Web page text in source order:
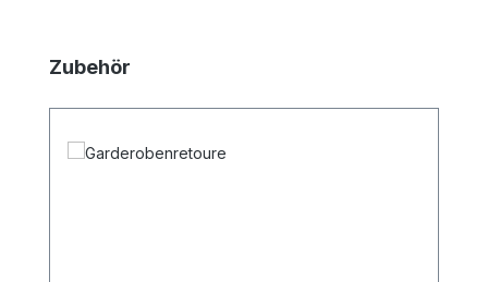
Produktgalerie überspringen
Zubehör